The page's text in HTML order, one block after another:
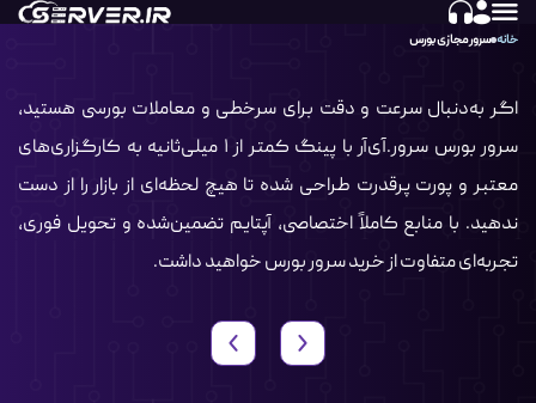
خانه سرور مجازی بورس
اگر به‌دنبال سرعت و دقت برای سرخطی و معاملات بورسی هستید،
سرور بورس سرور.آی‌آر با پینگ کمتر از ۱ میلی‌ثانیه به کارگزاری‌های
معتبر و پورت پرقدرت طراحی شده تا هیچ لحظه‌ای از بازار را از دست
ندهید. با منابع کاملاً اختصاصی، آپتایم تضمین‌شده و تحویل فوری،
تجربه‌ای متفاوت از خرید سرور بورس خواهید داشت.